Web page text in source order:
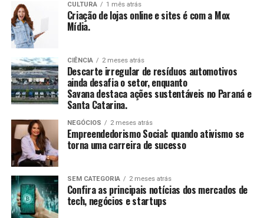
SAICA: Trabalho de cuidado, orientação e proteção
integral a crianças e adolescentes em situação de
CEIS
: Garantia de um ambiente seguro e desafiador
para o desenvolvimento infantil.
Conclusão
O empreendedorismo social, impulsionado por líderes
como Tatiana Souza, demonstra que ativismo pode, sim,
ser uma carreira de sucesso. As mulheres no comando
dessas organizações não apenas promovem mudanças
significativas em suas comunidades, mas também
inspiram futuras gerações a seguir seus passos,
mostrando que é possível transformar a sociedade
CULTURA 1 mês atrás
Criação de lojas online e sites é com a Mox
Mídia.
CIÊNCIA 2 meses atrás
Descarte irregular de resíduos automotivos
ainda desafia o setor, enquanto
Savana destaca ações sustentáveis no Paraná e
Santa Catarina.
NEGÓCIOS 2 meses atrás
Empreendedorismo Social: quando ativismo se
torna uma carreira de sucesso
SEM CATEGORIA 2 meses atrás
Confira as principais notícias dos mercados de
tech, negócios e startups